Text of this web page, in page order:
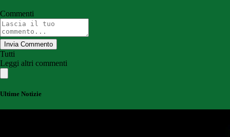
Commenti
Invia Commento
Tutti
Leggi altri commenti
Ultime Notizie